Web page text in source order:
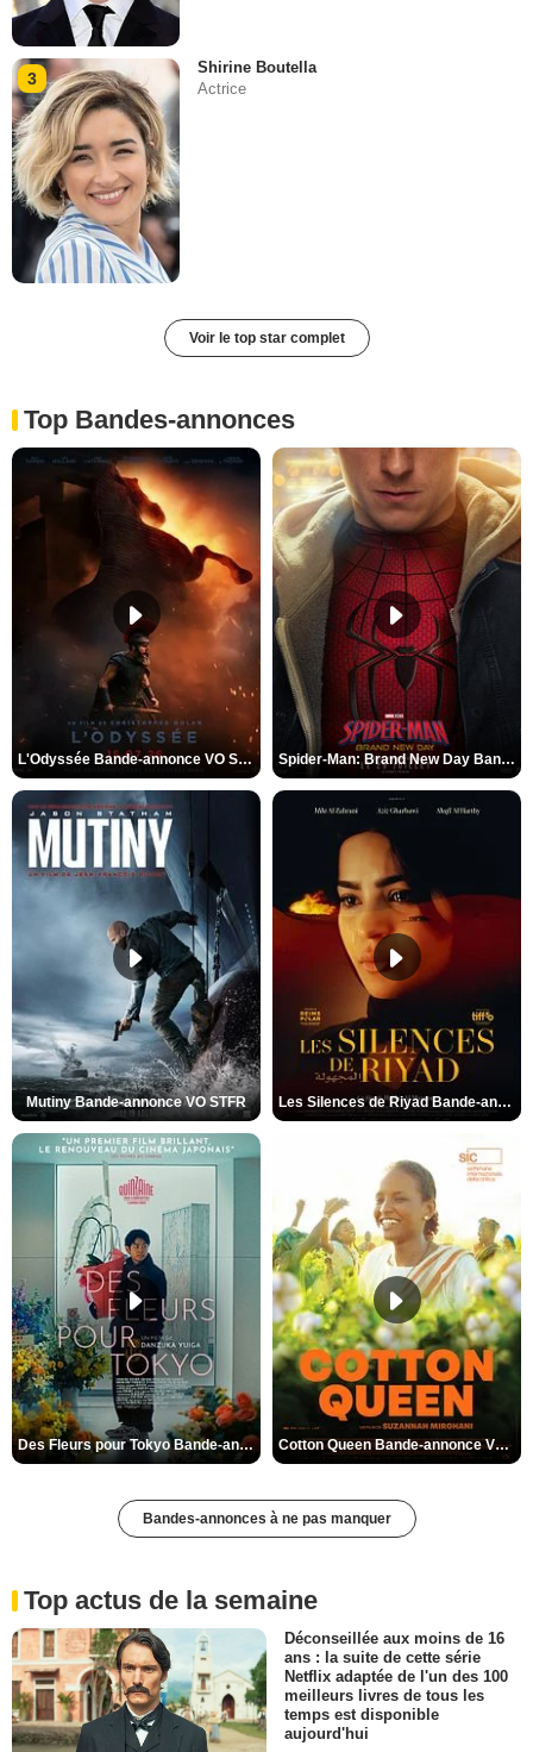
3
Shirine Boutella
Actrice
Voir le top star complet
Top Bandes-annonces
L'Odyssée Bande-annonce VO STFR Spider-Man: Brand New Day Bande-annonce VO STFR
Mutiny Bande-annonce VO STFR Les Silences de Riyad Bande-annonce VO STFR
Des Fleurs pour Tokyo Bande-annonce VO STFR Cotton Queen Bande-annonce VO STFR
Bandes-annonces à ne pas manquer
Top actus de la semaine
Déconseillée aux moins de 16
ans : la suite de cette série
Netflix adaptée de l'un des 100
meilleurs livres de tous les
temps est disponible
aujourd'hui